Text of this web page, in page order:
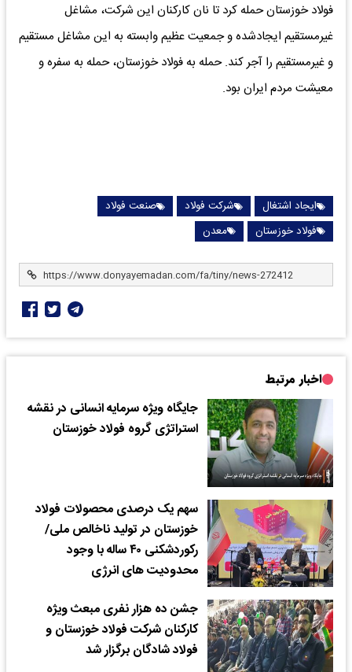
فولاد خوزستان حمله کرد تا نان کارکنان این شرکت، مشاغل
غیرمستقیم ایجادشده و جمعیت عظیم وابسته به این مشاغل مستقیم
و غیرمستقیم را آجر کند. حمله به فولاد خوزستان، حمله به سفره و
معیشت مردم ایران بود.
ایجاد اشتغال شرکت فولاد
صنعت فولاد
فولاد خوزستان
معدن
اخبار مرتبط
جایگاه ویژه سرمایه انسانی در نقشه
استراتژی گروه فولاد خوزستان
سهم یک درصدی محصولات فولاد
خوزستان در تولید ناخالص ملی/
رکوردشکنی ۴۰ ساله با وجود
محدودیت های انرژی
جشن ده هزار نفری مبعث ویژه
کارکنان شرکت فولاد خوزستان و
فولاد شادگان برگزار شد